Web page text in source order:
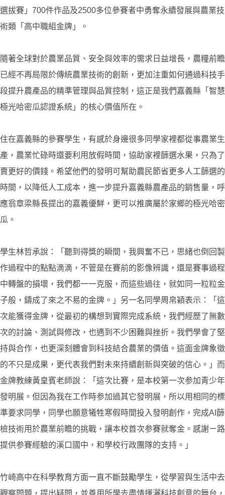
選拔賽」700件作品及2500多位參賽者中勇奪永續發展與農業技
術類「高中職組金牌」。
隨著全球對於農業品質、安全與效率的需求日益增長，農糧前瞻
已經不再局限於傳統農業技術的創新，更加注重如何通過科技手
段提升農產品的精準管理與品質控制，這正是我們嘉義縣「智慧
極光哈密瓜認證系統」的核心價值所在。
住在嘉義縣的參賽學生，有感於身邊很多同學家裡都從事農業生
產，農業忙碌時還要利用放假時間，協助家裡篩選水果，只為了
賣更好的價錢。希望他們的發明可幫助農民節省更多人工篩選的
時間，以降低人工成本，進一步提升嘉義縣農產品的銷售量，呼
應翁章梁縣長提出的嘉義優鮮，更可以推廣屬於家鄉的極光哈密
瓜。
學生林哲承說：「聽到得獎的瞬間，我興奮不已，思緒也倒回製
作過程中的點點滴滴，不管是在賽前的影像辨識，還是賽事過程
中轉盤的損壞，我們都一一克服，而這些過往，就如同一粒粒金
子般，鑄成了來之不易的金牌。」另一名同學周帛穎表示：「這
次能獲得金牌，從最初的構想到實際完成系統，我們經歷了無數
次的討論、測試與修改，也遇到不少困難與挫折。我們學會了堅
持與合作，也更深刻體會到科技結合農業的價值。這面金牌象徵
的不只是成果，更代表我們對未來持續創新與突破的信心。」而
金牌教練黃皇賓老師說：「這次比賽，是本校第一次参加青少年
發明展。但因為我在工作時参加過其它發明展，所以用相同的標
準要求同學，同學也願意犧牲寒假時間投入發明創作，完成AI篩
檢技術用於農業前瞻的挑戰，讓本校首次参賽就奪金。感謝ㄧ路
提供参賽經驗的溪口國中，和學校行政團隊的支持。」
竹崎高中在科學教育方面一直不斷鼓勵學生，從學習與生活中去